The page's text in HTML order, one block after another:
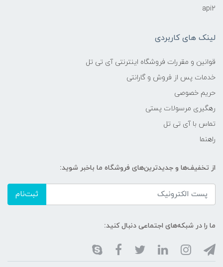
api2
لینک های کاربردی
قوانین و مقررات فروشگاه اینترنتی آی تی تل
خدمات پس از فروش و گارانتی
حریم خصوصی
رهگیری مرسولات پستی
تماس با آی تی تل
راهنما
از تخفیف‌ها و جدیدترین‌های فروشگاه ما باخبر شوید:
ثبت‌نام
ما را در شبکه‌های اجتماعی دنبال کنید: